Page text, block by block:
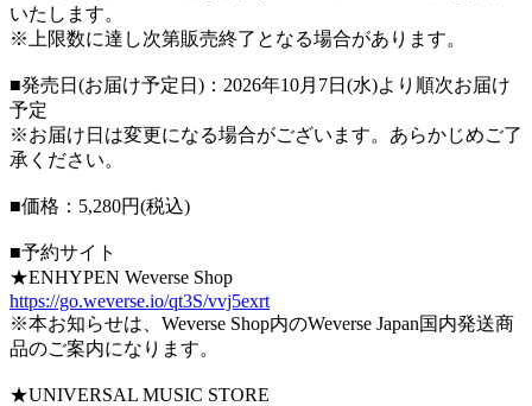
いたします。
※上限数に達し次第販売終了となる場合があります。
■発売日(お届け予定日)：2026年10月7日(水)より順次お届け
予定
※お届け日は変更になる場合がございます。あらかじめご了
承ください。
■価格：5,280円(税込)
■予約サイト
★ENHYPEN Weverse Shop
https://go.weverse.io/qt3S/vvj5exrt
※本お知らせは、Weverse Shop内のWeverse Japan国内発送商
品のご案内になります。
★UNIVERSAL MUSIC STORE